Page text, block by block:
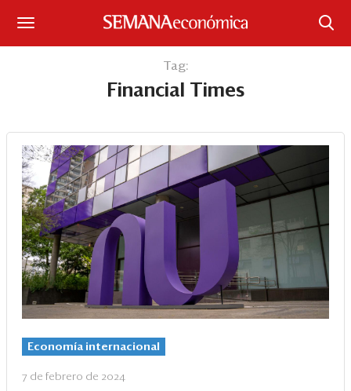
Iniciar sesión
Portada
¿Qué está pasando?
Sectores y Empresas
Management
Economía y Finanzas
Legal y Política
Eventos
Tag:
Financial Times
Economía internacional
7 de febrero de 2024